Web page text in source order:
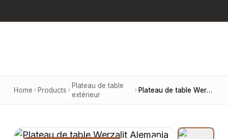
Home Products
Plateau de table
extérieur
Plateau de table Werzalit Alemania rond, diamètre 70 cm, finition Roligt White 178